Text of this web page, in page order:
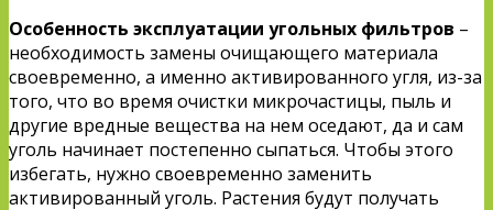
Особенность эксплуатации угольных фильтров –
необходимость замены очищающего материала
своевременно, а именно активированного угля, из-за
того, что во время очистки микрочастицы, пыль и
другие вредные вещества на нем оседают, да и сам
уголь начинает постепенно сыпаться. Чтобы этого
избегать, нужно своевременно заменить
активированный уголь. Растения будут получать